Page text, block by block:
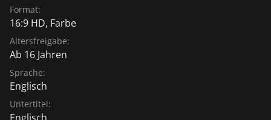
Format:
16:9 HD, Farbe
Altersfreigabe:
Ab 16 Jahren
Sprache:
Englisch
Untertitel: